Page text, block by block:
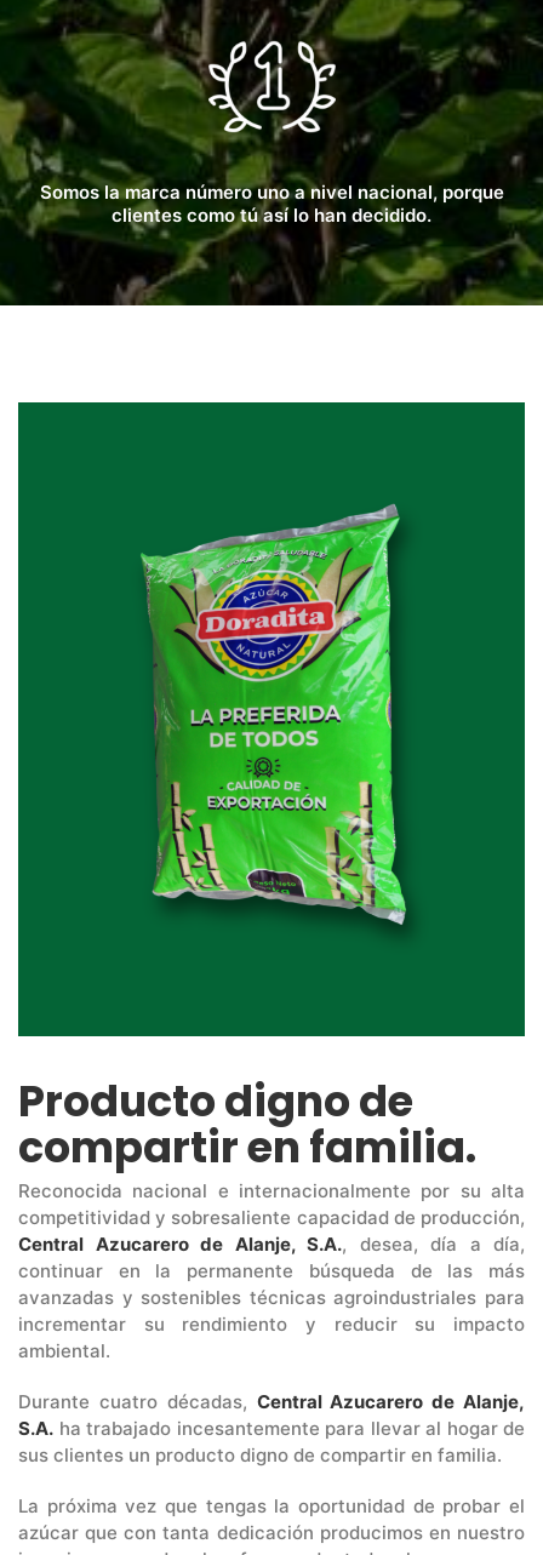
Somos la marca número uno a nivel nacional, porque
clientes como tú así lo han decidido.
Producto digno de
compartir en familia.
Reconocida nacional e internacionalmente por su alta
competitividad y sobresaliente capacidad de producción,
Central Azucarero de Alanje, S.A., desea, día a día,
continuar en la permanente búsqueda de las más
avanzadas y sostenibles técnicas agroindustriales para
incrementar su rendimiento y reducir su impacto
ambiental.
Durante cuatro décadas, Central Azucarero de Alanje,
S.A. ha trabajado incesantemente para llevar al hogar de
sus clientes un producto digno de compartir en familia.
La próxima vez que tengas la oportunidad de probar el
azúcar que con tanta dedicación producimos en nuestro